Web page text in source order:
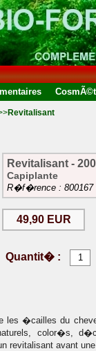
Revitalisant
Revitalisant - 200
Capiplante
R�f�rence : 800167
49,90 EUR
Quantit� :
les �cailles du
color�s,
revitalisant avant